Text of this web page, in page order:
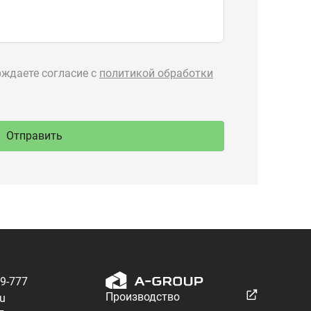
777
71
спецтехники
Разработка — ALGUS